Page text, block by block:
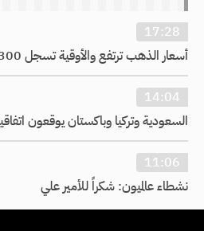
17:28
أسعار الذهب ترتفع والأوقية تسجل 4300 دولار
14:04
السعودية وتركيا وباكستان يوقعون
11:06
نشطاء عالميون: شكراً للأمير علي